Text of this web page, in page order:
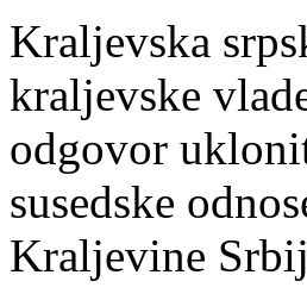
Kraljevska
kraljevske
odgovor
susedske
Kraljevine